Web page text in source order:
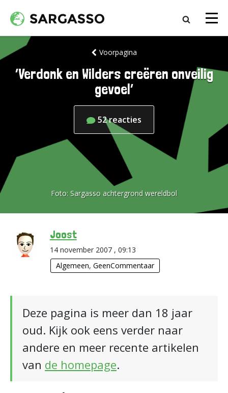
Voorpagina
‘Verdonk en Wilders creëren onveilig
gevoel’
52reacties
Foto: Sargasso achtergrond wereldbol
Joost
14 november 2007 , 09:13
Algemeen, GeenCommentaar
Deze pagina is meer dan 18 jaar
oud. Kijk ook eens verder naar
andere en meer recente artikelen
van de homepage.